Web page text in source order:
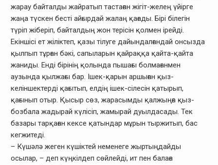
жарау байталды жайратып тастаған жігіт-желең үйірге
жаңа түскен бесті айғырдай жалаң қағады. Бірі білегін
түріп жіберіп, байталдың жон терісін қолмен ірейді.
Екіншісі ет жіліктеп, қазы тілуге дайындалғандай онсызда
қылпып тұрған бәкі, сапыларын қайраққа қайта-қайта
жаниды. Енді бірінің қолында пышағы болмағанмен
аузында қылжағы бар. Ішек-қарын аршыған қыз-
келіншектерді қағытып, елдің ішек-сілесін қатырып,
қағынып отыр. Қысыр сөз, жарасымды қалжыңға қыз-
бозбала жадырай күлісіп, жамырай дуылдасады. Тек
базары тарқаған кексе қатындар мұрын тыржитып, бас
кегжитеді.
– Күшәлә жеген күшіктей неменеге жыртыңдайды
осылар, – деп күңкілдеп сөйлейді, ит пен балаға